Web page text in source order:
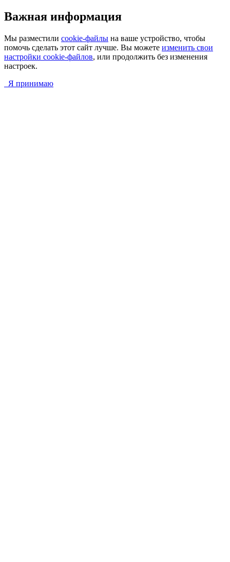
Важная информация
Мы разместили cookie-файлы на ваше устройство, чтобы
помочь сделать этот сайт лучше. Вы можете изменить свои
настройки cookie-файлов, или продолжить без изменения
настроек.
Я принимаю